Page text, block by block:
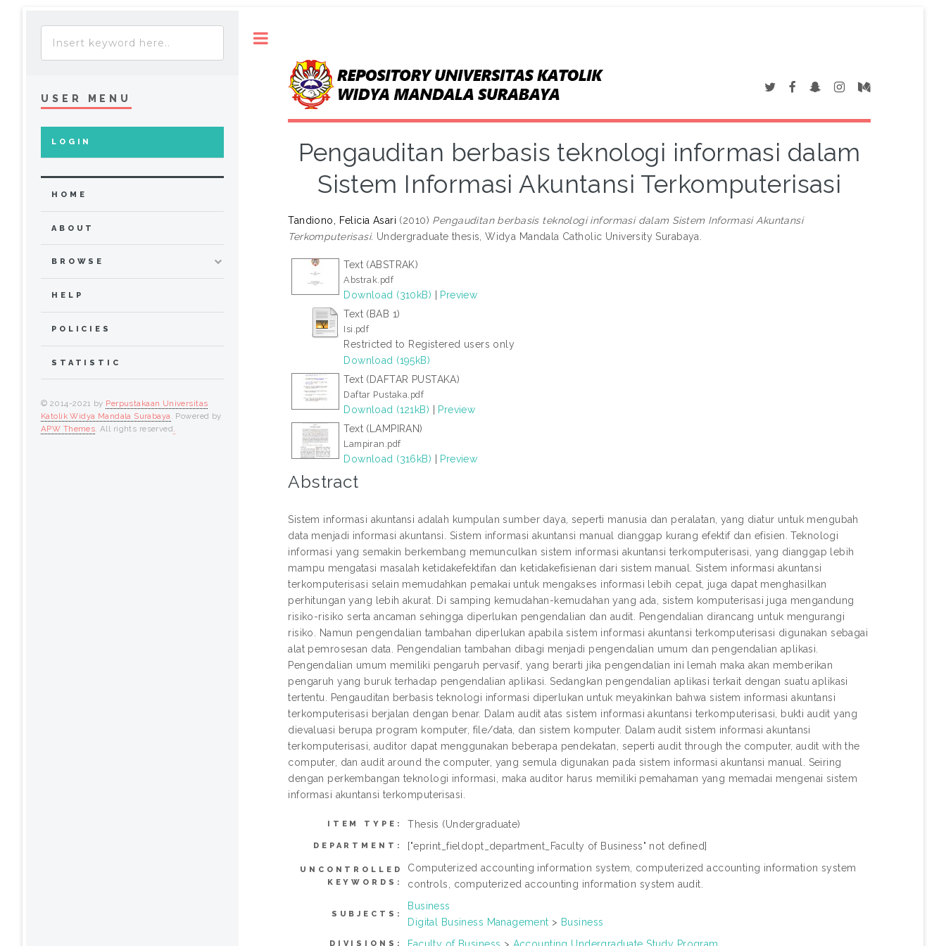
Pengauditan berbasis teknologi informasi dalam
Sistem Informasi Akuntansi Terkomputerisasi
Tandiono, Felicia Asari (2010) Pengauditan berbasis teknologi informasi dalam Sistem Informasi Akuntansi
Terkomputerisasi. Undergraduate thesis, Widya Mandala Catholic University Surabaya.
Text (ABSTRAK)
Abstrak.pdf
Download (310kB) | Preview
Text (BAB 1)
Isi.pdf
Restricted to Registered users only
Download (195kB)
Text (DAFTAR PUSTAKA)
Daftar Pustaka.pdf
Download (121kB) | Preview
Text (LAMPIRAN)
Lampiran.pdf
Download (316kB) | Preview
Abstract
Sistem informasi akuntansi adalah kumpulan sumber daya, seperti manusia dan peralatan, yang diatur untuk mengubah
data menjadi informasi akuntansi. Sistem informasi akuntansi manual dianggap kurang efektif dan efisien. Teknologi
informasi yang semakin berkembang memunculkan sistem informasi akuntansi terkomputerisasi, yang dianggap lebih
mampu mengatasi masalah ketidakefektifan dan ketidakefisienan dari sistem manual. Sistem informasi akuntansi
terkomputerisasi selain memudahkan pemakai untuk mengakses informasi lebih cepat, juga dapat menghasilkan
perhitungan yang lebih akurat. Di samping kemudahan-kemudahan yang ada, sistem komputerisasi juga mengandung
risiko-risiko serta ancaman sehingga diperlukan pengendalian dan audit. Pengendalian dirancang untuk mengurangi
risiko. Namun pengendalian tambahan diperlukan apabila sistem informasi akuntansi terkomputerisasi digunakan sebagai
alat pemrosesan data. Pengendalian tambahan dibagi menjadi pengendalian umum dan pengendalian aplikasi.
Pengendalian umum memiliki pengaruh pervasif, yang berarti jika pengendalian ini lemah maka akan memberikan
pengaruh yang buruk terhadap pengendalian aplikasi. Sedangkan pengendalian aplikasi terkait dengan suatu aplikasi
tertentu. Pengauditan berbasis teknologi informasi diperlukan untuk meyakinkan bahwa sistem informasi akuntansi
terkomputerisasi berjalan dengan benar. Dalam audit atas sistem informasi akuntansi terkomputerisasi, bukti audit yang
dievaluasi berupa program komputer, file/data, dan sistem komputer. Dalam audit sistem informasi akuntansi
terkomputerisasi, auditor dapat menggunakan beberapa pendekatan, seperti audit through the computer, audit with the
computer, dan audit around the computer, yang semula digunakan pada sistem informasi akuntansi manual. Seiring
dengan perkembangan teknologi informasi, maka auditor harus memiliki pemahaman yang memadai mengenai sistem
informasi akuntansi terkomputerisasi.
ITEM TYPE: Thesis (Undergraduate)
DEPARTMENT: ["eprint_fieldopt_department_Faculty of Business" not defined]
UNCONTROLLED
KEYWORDS:
Computerized accounting information system, computerized accounting information system
controls, computerized accounting information system audit.
SUBJECTS:
Business
Digital Business Management > Business
DIVISIONS:
USER MENU
LOGIN
HOME
ABOUT
BROWSE
HELP
POLICIES
STATISTIC
© 2014-2021 by Perpustakaan Universitas
Katolik Widya Mandala Surabaya . Powered by
APW Themes. All rights reserved.